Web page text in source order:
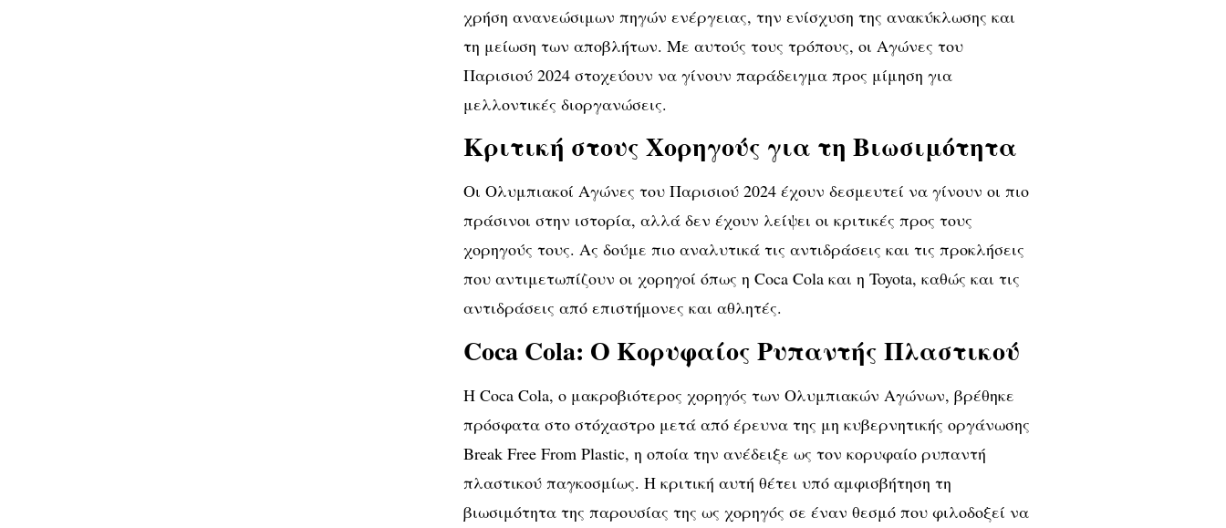
χρήση ανανεώσιμων πηγών ενέργειας, την ενίσχυση της ανακύκλωσης και
τη μείωση των αποβλήτων. Με αυτούς τους τρόπους, οι Αγώνες του
Παρισιού 2024 στοχεύουν να γίνουν παράδειγμα προς μίμηση για
μελλοντικές διοργανώσεις.
Κριτική στους Χορηγούς για τη Βιωσιμότητα
Οι Ολυμπιακοί Αγώνες του Παρισιού 2024 έχουν δεσμευτεί να γίνουν οι πιο
πράσινοι στην ιστορία, αλλά δεν έχουν λείψει οι κριτικές προς τους
χορηγούς τους. Ας δούμε πιο αναλυτικά τις αντιδράσεις και τις προκλήσεις
που αντιμετωπίζουν οι χορηγοί όπως η Coca Cola και η Toyota, καθώς και τις
αντιδράσεις από επιστήμονες και αθλητές.
Coca Cola: Ο Κορυφαίος Ρυπαντής Πλαστικού
Η Coca Cola, ο μακροβιότερος χορηγός των Ολυμπιακών Αγώνων, βρέθηκε
πρόσφατα στο στόχαστρο μετά από έρευνα της μη κυβερνητικής οργάνωσης
Break Free From Plastic, η οποία την ανέδειξε ως τον κορυφαίο ρυπαντή
πλαστικού παγκοσμίως. Η κριτική αυτή θέτει υπό αμφισβήτηση τη
βιωσιμότητα της παρουσίας της ως χορηγός σε έναν θεσμό που φιλοδοξεί να